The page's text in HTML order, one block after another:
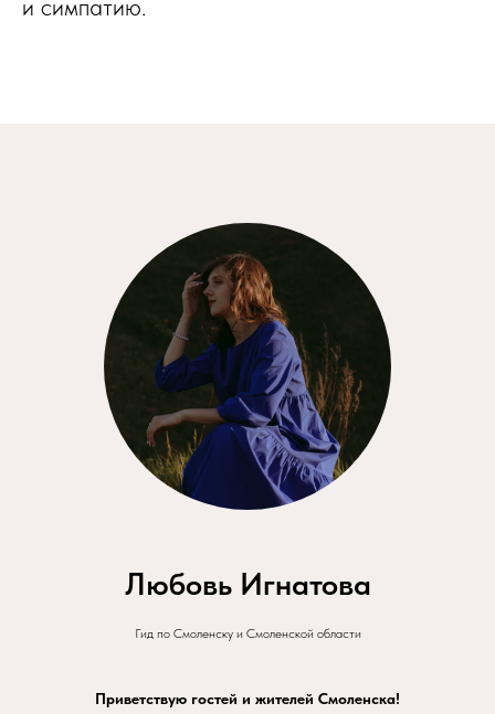
и симпатию.
Любовь Игнатова
Гид по Смоленску и Смоленской области
Приветствую гостей и жителей Смоленска!